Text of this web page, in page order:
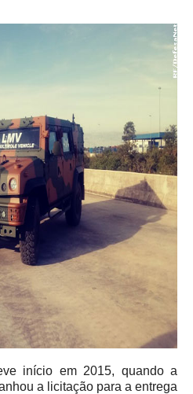
início em 2015, quando a
a licitação para a entrega